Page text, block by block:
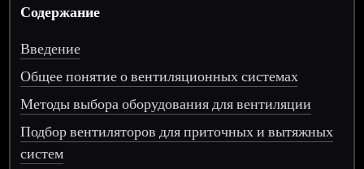
Содержание
Введение
Общее понятие о вентиляционных системах
Методы выбора оборудования для вентиляции
Подбор вентиляторов для приточных и вытяжных
систем